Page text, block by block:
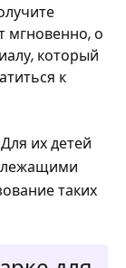
мгновенно, о
который
к
Для их детей
таких